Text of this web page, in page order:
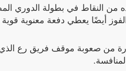
أيضًا يعطي دفعة معنوية
من صعوبة موقف فريق رع